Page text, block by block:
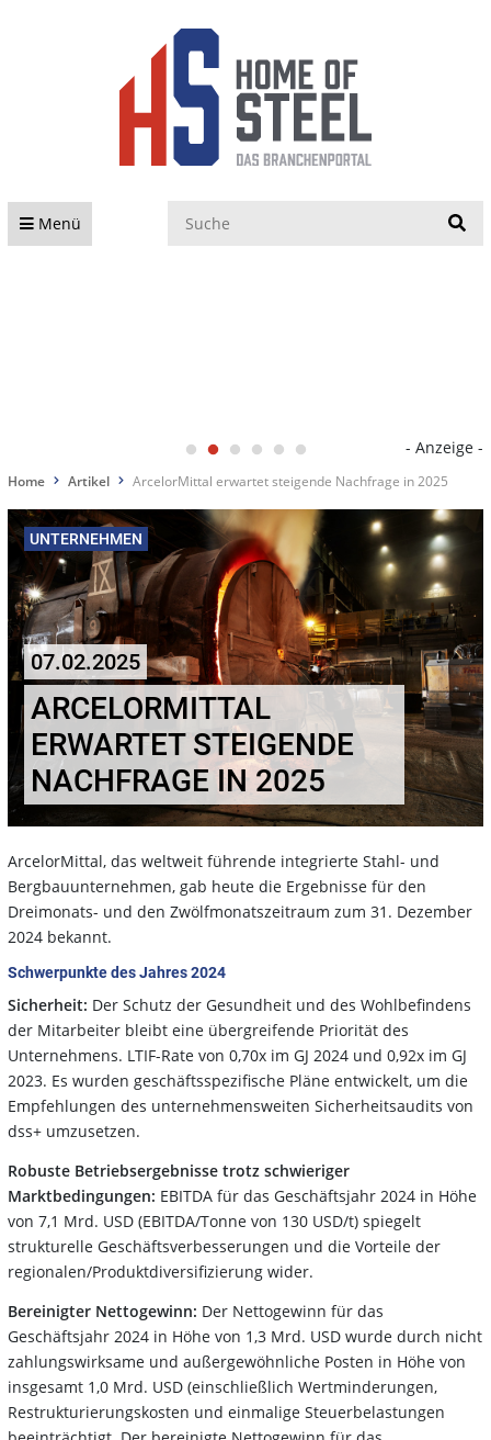
Menü
- Anzeige -
Home Artikel ArcelorMittal erwartet steigende Nachfrage in 2025
UNTERNEHMEN
07.02.2025
ARCELORMITTAL
ERWARTET STEIGENDE
NACHFRAGE IN 2025
ArcelorMittal, das weltweit führende integrierte Stahl- und
Bergbauunternehmen, gab heute die Ergebnisse für den
Dreimonats- und den Zwölfmonatszeitraum zum 31. Dezember
2024 bekannt.
Schwerpunkte des Jahres 2024
Sicherheit: Der Schutz der Gesundheit und des Wohlbefindens
der Mitarbeiter bleibt eine übergreifende Priorität des
Unternehmens. LTIF-Rate von 0,70x im GJ 2024 und 0,92x im GJ
2023. Es wurden geschäftsspezifische Pläne entwickelt, um die
Empfehlungen des unternehmensweiten Sicherheitsaudits von
dss+ umzusetzen.
Robuste Betriebsergebnisse trotz schwieriger
Marktbedingungen: EBITDA für das Geschäftsjahr 2024 in Höhe
von 7,1 Mrd. USD (EBITDA/Tonne von 130 USD/t) spiegelt
strukturelle Geschäftsverbesserungen und die Vorteile der
regionalen/Produktdiversifizierung wider.
Bereinigter Nettogewinn: Der Nettogewinn für das
Geschäftsjahr 2024 in Höhe von 1,3 Mrd. USD wurde durch nicht
zahlungswirksame und außergewöhnliche Posten in Höhe von
insgesamt 1,0 Mrd. USD (einschließlich Wertminderungen,
Restrukturierungskosten und einmalige Steuerbelastungen